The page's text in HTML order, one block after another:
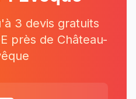
3 devis gratuits
près de Château-